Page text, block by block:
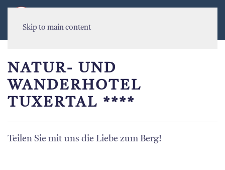
Skip to main content
NATUR- UND
WANDERHOTEL
TUXERTAL ****
Teilen Sie mit uns die Liebe zum Berg!